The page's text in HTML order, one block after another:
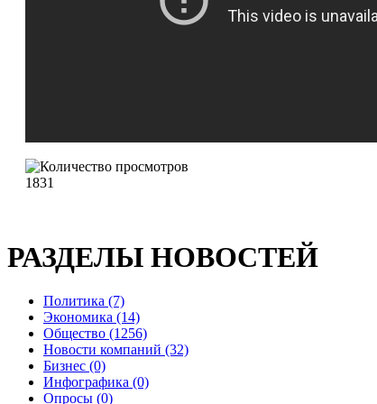
1831
РАЗДЕЛЫ НОВОСТЕЙ
Политика (7)
Экономика (14)
Общество (1256)
Новости компаний (32)
Бизнес (0)
Инфографика (0)
Опросы (0)